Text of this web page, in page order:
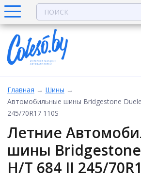
Главная → Шины →
Автомобильные шины Bridgestone
245/70R17 110S
Летние
шины
H/T 684 II 245/